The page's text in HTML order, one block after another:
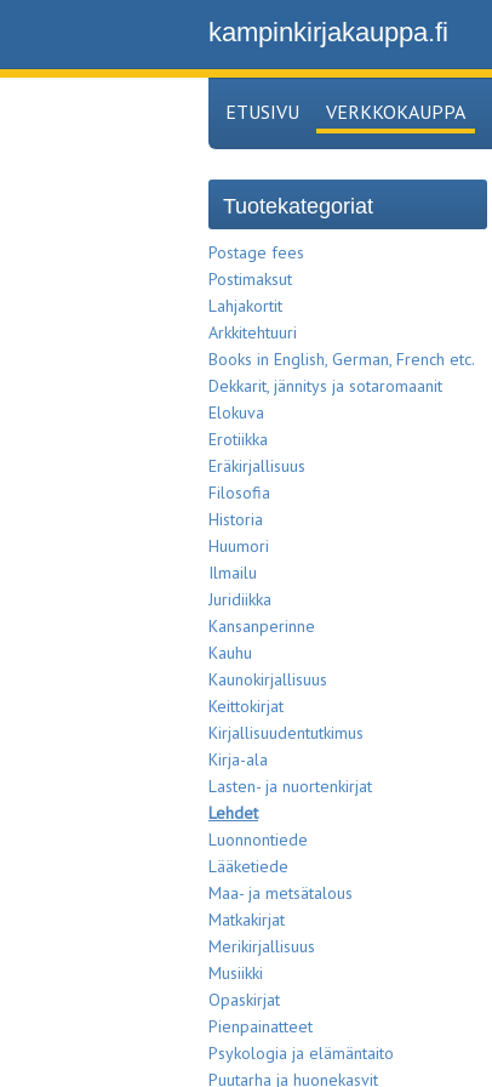
kampinkirjakauppa.fi
ETUSIVU VERKKOKAUPPA
Tuotekategoriat
Postage fees
Postimaksut
Lahjakortit
Arkkitehtuuri
Books in English, German, French etc.
Dekkarit, jännitys ja sotaromaanit
Elokuva
Erotiikka
Eräkirjallisuus
Filosofia
Historia
Huumori
Ilmailu
Juridiikka
Kansanperinne
Kauhu
Kaunokirjallisuus
Keittokirjat
Kirjallisuudentutkimus
Kirja-ala
Lasten- ja nuortenkirjat
Lehdet
Luonnontiede
Lääketiede
Maa- ja metsätalous
Matkakirjat
Merikirjallisuus
Musiikki
Opaskirjat
Pienpainatteet
Psykologia ja elämäntaito
Puutarha ja huonekasvit